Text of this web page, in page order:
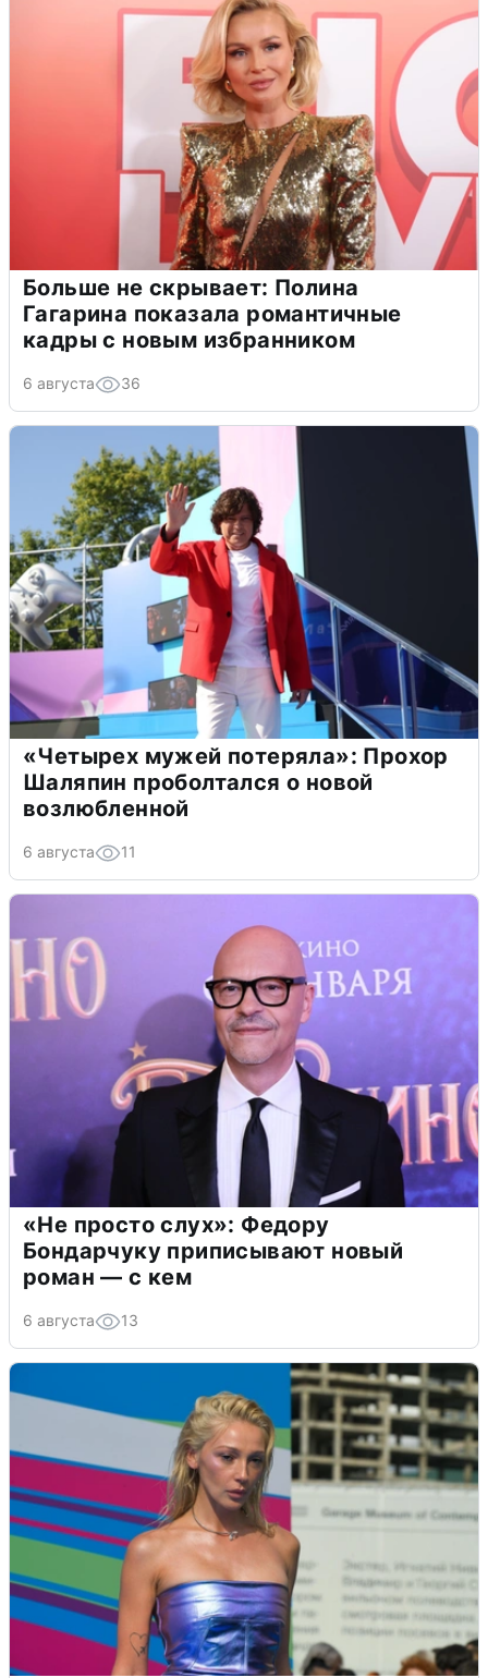
Больше не скрывает: Полина
Гагарина показала романтичные
кадры с новым избранником
6 августа 36
«Четырех мужей потеряла»: Прохор
Шаляпин проболтался о новой
возлюбленной
6 августа 11
«Не просто слух»: Федору
Бондарчуку приписывают новый
роман — с кем
6 августа 13